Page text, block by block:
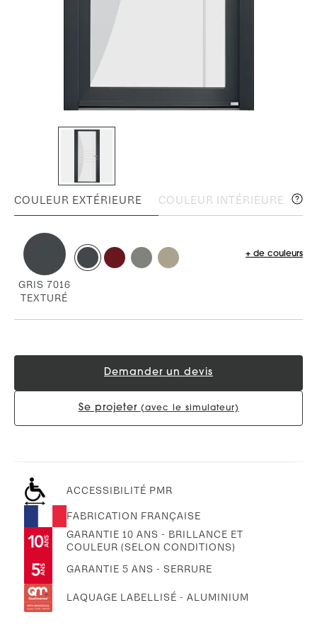
COULEUR EXTÉRIEURE COULEUR INTÉRIEURE
GRIS 7016
TEXTURÉ
+ de couleurs
Demander un devis
Se projeter (avec le simulateur)
ACCESSIBILITÉ PMR
FABRICATION FRANÇAISE
GARANTIE 10 ANS - BRILLANCE ET
COULEUR (SELON CONDITIONS)
GARANTIE 5 ANS - SERRURE
LAQUAGE LABELLISÉ - ALUMINIUM